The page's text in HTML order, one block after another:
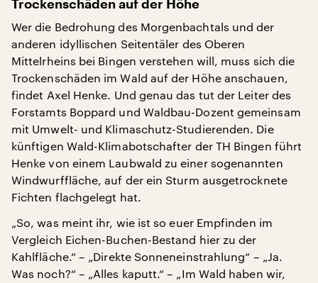
Trockenschäden auf der Höhe
Wer die Bedrohung des Morgenbachtals und der
anderen idyllischen Seitentäler des Oberen
Mittelrheins bei Bingen verstehen will, muss sich die
Trockenschäden im Wald auf der Höhe anschauen,
findet Axel Henke. Und genau das tut der Leiter des
Forstamts Boppard und Waldbau-Dozent gemeinsam
mit Umwelt- und Klimaschutz-Studierenden. Die
künftigen Wald-Klimabotschafter der TH Bingen führt
Henke von einem Laubwald zu einer sogenannten
Windwurffläche, auf der ein Sturm ausgetrocknete
Fichten flachgelegt hat.
„So, was meint ihr, wie ist so euer Empfinden im
Vergleich Eichen-Buchen-Bestand hier zu der
Kahlfläche.“ – „Direkte Sonneneinstrahlung“ – „Ja.
Was noch?“ – „Alles kaputt.“ – „Im Wald haben wir,